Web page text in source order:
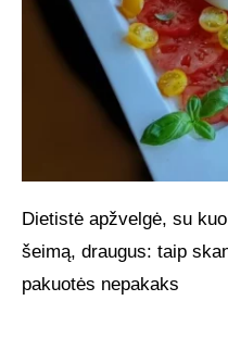
Dietistė apžvelgė, su
šeimą, draugus: taip
pakuotės nepakaks